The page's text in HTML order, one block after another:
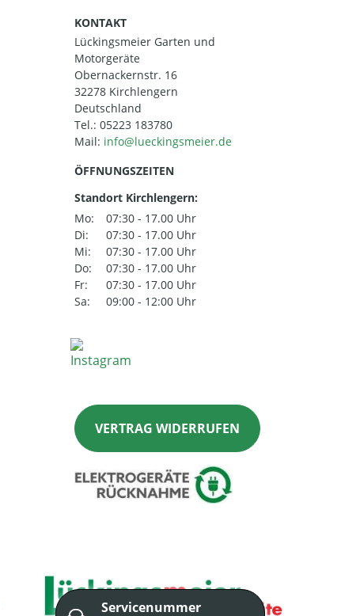
KONTAKT
Lückingsmeier Garten und
Motorgeräte
Obernackernstr. 16
32278 Kirchlengern
Deutschland
Tel.: 05223 183780
Mail:
ÖFFNUNGSZEITEN
Standort Kirchlengern:
Mo:
07:30 - 17.00 Uhr
Di:
07:30 - 17.00 Uhr
Mi:
07:30 - 17.00 Uhr
Do:
07:30 - 17.00 Uhr
Fr:
07:30 - 17.00 Uhr
Sa:
09:00 - 12:00 Uhr
VERTRAG WIDERRUFEN
Servicenummer